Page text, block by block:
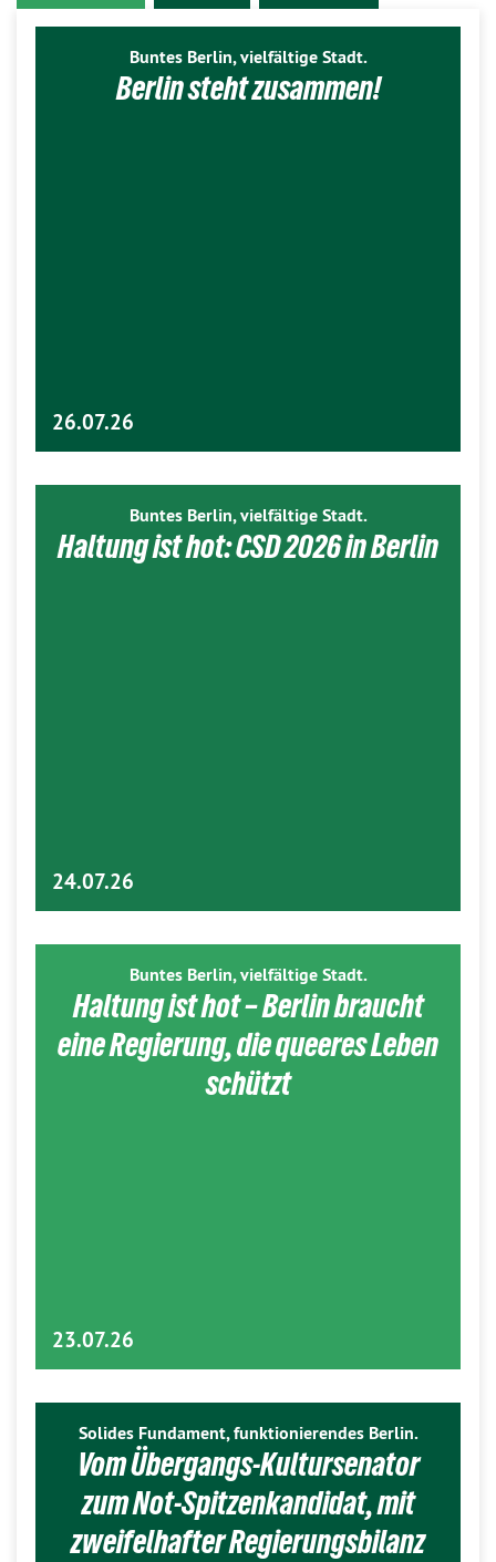
Buntes Berlin, vielfältige Stadt.
Berlin steht zusammen!
26.07.26
Buntes Berlin, vielfältige Stadt.
Haltung ist hot: CSD 2026 in Berlin
24.07.26
Buntes Berlin, vielfältige Stadt.
Haltung ist hot – Berlin braucht
eine Regierung, die queeres Leben
schützt
23.07.26
Solides Fundament, funktionierendes Berlin.
Vom Übergangs-Kultursenator
zum Not-Spitzenkandidat, mit
zweifelhafter Regierungsbilanz